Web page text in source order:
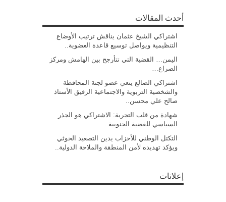
أحدث المقالات
اشتراكي الشيخ عثمان يناقش ترتيب الأوضاع
التنظيمية ويواصل توسيع قاعدة العضوية..
اليمن… القضية التي تتأرجح بين الهامش ومركز
الصراع…
اشتراكي الضالع ينعي عضو لجنة المحافظة
والشخصية التربوية والاجتماعية الرفيق الأستاذ
صالح علي محسن..
شهادة من قلب التجربة: الاشتراكي هو الجذر
السياسي للقضية الجنوبية..
التكتل الوطني للأحزاب يدين التصعيد الحوثي
ويؤكد تهديده لأمن المنطقة والملاحة الدولية..
إعلانات